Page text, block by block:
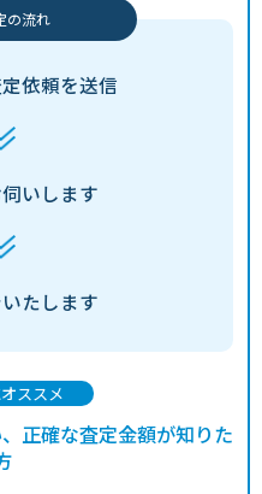
の流れ
依頼を送信
いします
たします
ススメ
正確な査定金額が知りた